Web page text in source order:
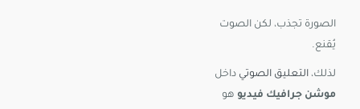
الصورة تجذب، لكن الصوت
يُقنع.
لذلك، التعليق الصوتي داخل
موشن جرافيك فيديو هو